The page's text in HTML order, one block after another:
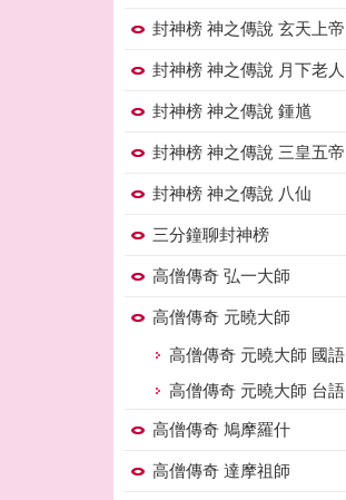
封神榜 神之傳說 玄天上帝
封神榜 神之傳說 月下老人
封神榜 神之傳說 鍾馗
封神榜 神之傳說 三皇五帝
封神榜 神之傳說 八仙
三分鐘聊封神榜
高僧傳奇 弘一大師
高僧傳奇 元曉大師
高僧傳奇 元曉大師 國語
高僧傳奇 元曉大師 台語
高僧傳奇 鳩摩羅什
高僧傳奇 達摩祖師